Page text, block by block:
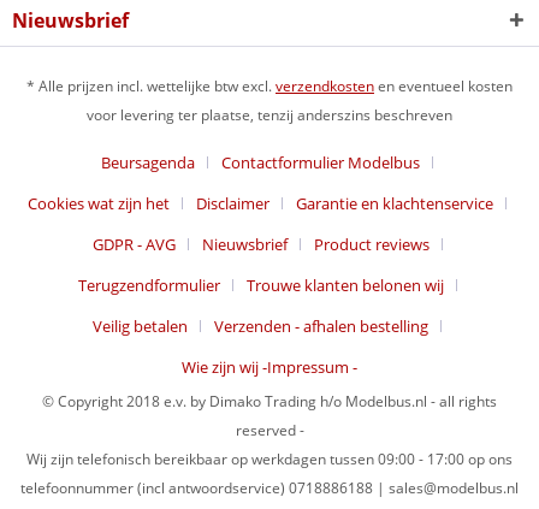
Nieuwsbrief
* Alle prijzen incl. wettelijke btw excl.verzendkostenen eventueel kosten
voor levering ter plaatse, tenzij anderszins beschreven
Beursagenda
Contactformulier Modelbus
Cookies wat zijn het
Disclaimer
Garantie en klachtenservice
GDPR - AVG
Nieuwsbrief
Product reviews
Terugzendformulier
Trouwe klanten belonen wij
Veilig betalen
Verzenden - afhalen bestelling
Wie zijn wij -Impressum -
© Copyright 2018 e.v. by Dimako Trading h/o Modelbus.nl - all rights
reserved -
Wij zijn telefonisch bereikbaar op werkdagen tussen 09:00 - 17:00 op ons
telefoonnummer (incl antwoordservice) 0718886188 | sales@modelbus.nl